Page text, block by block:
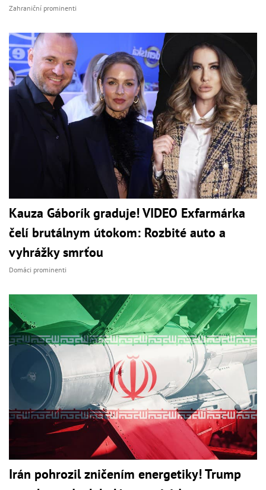
Zahraniční prominenti
Kauza Gáborík graduje! VIDEO Exfarmárka
čelí brutálnym útokom: Rozbité auto a
vyhrážky smrťou
Domáci prominenti
Irán pohrozil zničením energetiky! Trump